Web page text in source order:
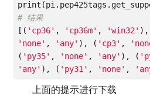
# 结果
[( 'cp36' , 'cp36m' , 'win32'
'none' , 'any' ), ( 'cp3' ,
( 'py35' , 'none' , 'any' ), (
'any' ), ( 'py31' , 'none' ,
上面的提示进行下载